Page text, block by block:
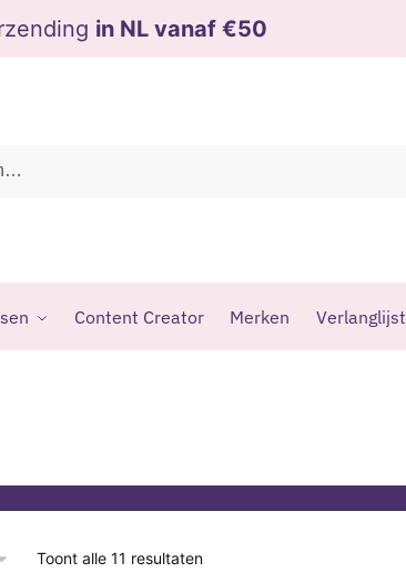
in NL vanaf €50
Content Creator Merken Verlanglijst
Toont alle 11 resultatenGesorteerd